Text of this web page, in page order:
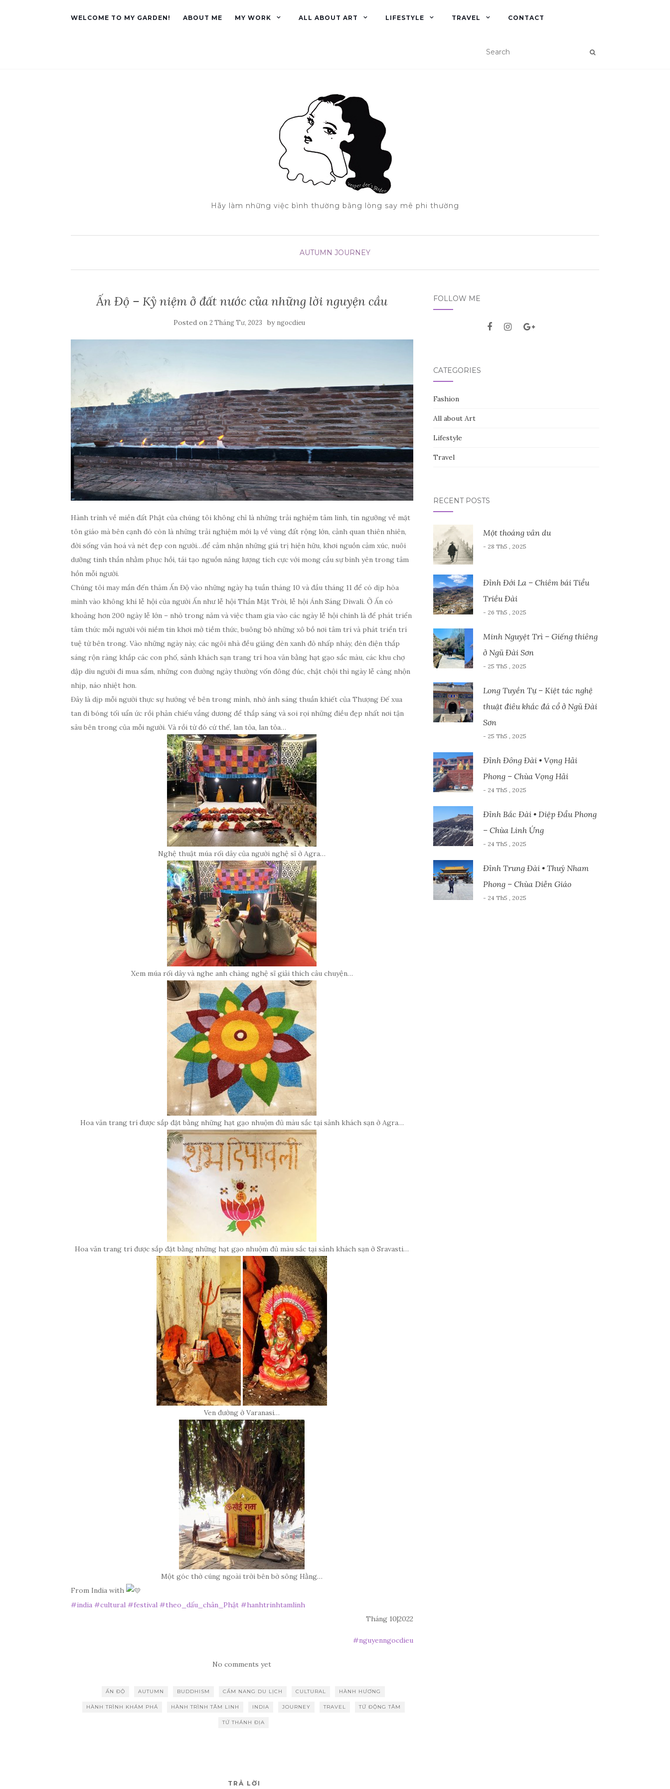
WELCOME TO MY GARDEN! ABOUT ME MY WORK ALL ABOUT ART LIFESTYLE TRAVEL CONTACT
Hãy làm những việc bình thường bằng lòng say mê phi thường
AUTUMN JOURNEY
Ấn Độ – Kỷ niệm ở đất nước của những lời nguyện cầu
Posted on2 Tháng Tư, 2023 by ngocdieu
Hành trình về miền đất Phật của chúng tôi không chỉ là những trải nghiệm tâm linh, tín ngưỡng về mặt
tôn giáo mà bên cạnh đó còn là những trải nghiệm mới lạ về vùng đất rộng lớn, cảnh quan thiên nhiên,
đời sống văn hoá và nét đẹp con người…để cảm nhận những giá trị hiện hữu, khơi nguồn cảm xúc, nuôi
dưỡng tinh thần nhằm phục hồi, tái tạo nguồn năng lượng tích cực với mong cầu sự bình yên trong tâm
hồn mỗi người.
Chúng tôi may mắn đến thăm Ấn Độ vào những ngày hạ tuần tháng 10 và đầu tháng 11 để có dịp hòa
mình vào không khí lễ hội của người Ấn như lễ hội Thần Mặt Trời, lễ hội Ánh Sáng Diwali. Ở Ấn có
khoảng hơn 200 ngày lễ lớn – nhỏ trong năm và việc tham gia vào các ngày lễ hội chính là để phát triển
tâm thức mỗi người với niềm tin khơi mở tiềm thức, buông bỏ những xô bồ nơi tâm trí và phát triển trí
tuệ từ bên trong. Vào những ngày này, các ngôi nhà đều giăng đèn xanh đỏ nhấp nháy, đèn điện thắp
sáng rộn ràng khắp các con phố, sảnh khách sạn trang trí hoa văn bằng hạt gạo sắc màu, các khu chợ
dập dìu người đi mua sắm, những con đường ngày thường vốn đông đúc, chật chội thì ngày lễ càng nhộn
nhịp, náo nhiệt hơn.
Đây là dịp mỗi người thực sự hướng về bên trong mình, nhờ ánh sáng thuần khiết của Thượng Đế xua
tan đi bóng tối uẩn ức rồi phản chiếu vầng dương để thắp sáng và soi rọi những điều đẹp nhất nơi tận
sâu bên trong của mỗi người. Và rồi từ đó cứ thế, lan tỏa, lan tỏa…
Nghệ thuật múa rối dây của người nghệ sĩ ở Agra…
Xem múa rối dây và nghe anh chàng nghệ sĩ giải thích câu chuyện…
Hoa văn trang trí được sắp đặt bằng những hạt gạo nhuộm đủ màu sắc tại sảnh khách sạn ở Agra…
Hoa văn trang trí được sắp đặt bằng những hạt gạo nhuộm đủ màu sắc tại sảnh khách sạn ở Sravasti…
Ven đường ở Varanasi…
Một góc thờ cúng ngoài trời bên bờ sông Hằng…
From India with
#india #cultural #festival #theo_dấu_chân_Phật #hanhtrinhtamlinh
Tháng 10|2022
#nguyenngocdieu
No comments yet
ẤN ĐỘ AUTUMN BUDDHISM CẨM NANG DU LỊCH CULTURAL HÀNH HƯƠNG
HÀNH TRÌNH KHÁM PHÁ HÀNH TRÌNH TÂM LINH INDIA JOURNEY TRAVEL TỨ ĐỘNG TÂM
TỨ THÁNH ĐỊA
TRẢ LỜI
FOLLOW ME
CATEGORIES
Fashion
All about Art
Lifestyle
Travel
RECENT POSTS
Một thoáng vân du
- 28 Th5 , 2025
Đỉnh Đới La – Chiêm bái Tiểu
Triều Đài
- 26 Th5 , 2025
Minh Nguyệt Trì – Giếng thiêng
ở Ngũ Đài Sơn
- 25 Th5 , 2025
Long Tuyền Tự – Kiệt tác nghệ
thuật điêu khắc đá cổ ở Ngũ Đài
Sơn
- 25 Th5 , 2025
Đỉnh Đông Đài • Vọng Hải
Phong – Chùa Vọng Hải
- 24 Th5 , 2025
Đỉnh Bắc Đài • Diệp Đẩu Phong
– Chùa Linh Ứng
- 24 Th5 , 2025
Đỉnh Trung Đài • Thuý Nham
Phong – Chùa Diễn Giáo
- 24 Th5 , 2025